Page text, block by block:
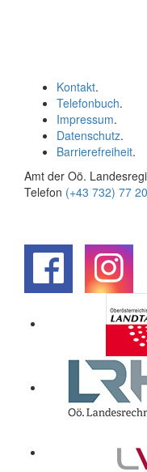
Kontakt.
Telefonbuch.
Impressum.
Datenschutz.
Barrierefreiheit.
Amt der Oö.
Telefon (+43 732) 77